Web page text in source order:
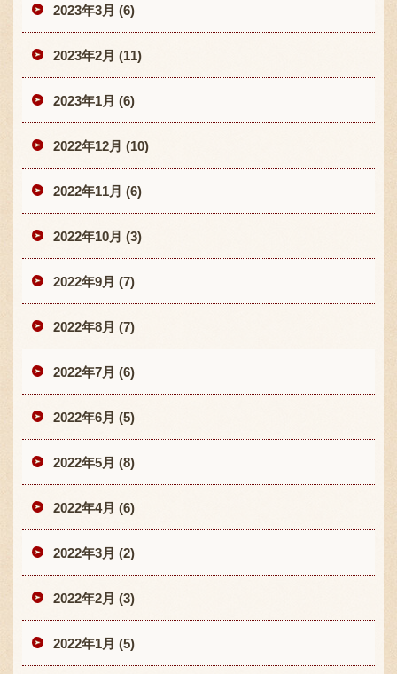
2023年3月 (6)
2023年2月 (11)
2023年1月 (6)
2022年12月 (10)
2022年11月 (6)
2022年10月 (3)
2022年9月 (7)
2022年8月 (7)
2022年7月 (6)
2022年6月 (5)
2022年5月 (8)
2022年4月 (6)
2022年3月 (2)
2022年2月 (3)
2022年1月 (5)